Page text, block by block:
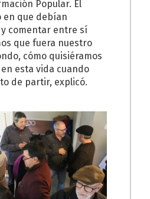
Popular. El
en que debían
comentar entre sí
que fuera nuestro
cómo quisiéramos
esta vida cuando
de partir, explicó.